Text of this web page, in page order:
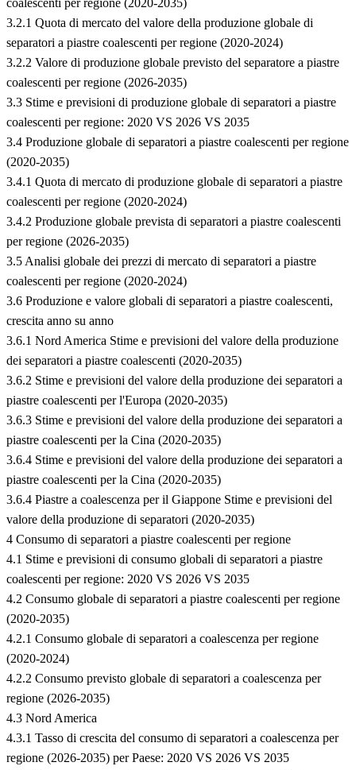
coalescenti per regione (2020-2035)
3.2.1 Quota di mercato del valore della produzione globale di
separatori a piastre coalescenti per regione (2020-2024)
3.2.2 Valore di produzione globale previsto del separatore a piastre
coalescenti per regione (2026-2035)
3.3 Stime e previsioni di produzione globale di separatori a piastre
coalescenti per regione: 2020 VS 2026 VS 2035
3.4 Produzione globale di separatori a piastre coalescenti per regione
(2020-2035)
3.4.1 Quota di mercato di produzione globale di separatori a piastre
coalescenti per regione (2020-2024)
3.4.2 Produzione globale prevista di separatori a piastre coalescenti
per regione (2026-2035)
3.5 Analisi globale dei prezzi di mercato di separatori a piastre
coalescenti per regione (2020-2024)
3.6 Produzione e valore globali di separatori a piastre coalescenti,
crescita anno su anno
3.6.1 Nord America Stime e previsioni del valore della produzione
dei separatori a piastre coalescenti (2020-2035)
3.6.2 Stime e previsioni del valore della produzione dei separatori a
piastre coalescenti per l'Europa (2020-2035)
3.6.3 Stime e previsioni del valore della produzione dei separatori a
piastre coalescenti per la Cina (2020-2035)
3.6.4 Stime e previsioni del valore della produzione dei separatori a
piastre coalescenti per la Cina (2020-2035)
3.6.4 Piastre a coalescenza per il Giappone Stime e previsioni del
valore della produzione di separatori (2020-2035)
4 Consumo di separatori a piastre coalescenti per regione
4.1 Stime e previsioni di consumo globali di separatori a piastre
coalescenti per regione: 2020 VS 2026 VS 2035
4.2 Consumo globale di separatori a piastre coalescenti per regione
(2020-2035)
4.2.1 Consumo globale di separatori a coalescenza per regione
(2020-2024)
4.2.2 Consumo previsto globale di separatori a coalescenza per
regione (2026-2035)
4.3 Nord America
4.3.1 Tasso di crescita del consumo di separatori a coalescenza per
regione (2026-2035) per Paese: 2020 VS 2026 VS 2035